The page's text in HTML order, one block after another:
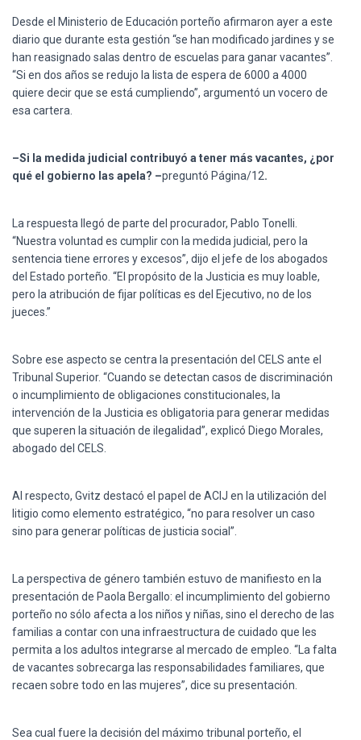
Desde el Ministerio de Educación porteño afirmaron ayer a este
diario que durante esta gestión “se han modificado jardines y se
han reasignado salas dentro de escuelas para ganar vacantes”.
“Si en dos años se redujo la lista de espera de 6000 a 4000
quiere decir que se está cumpliendo”, argumentó un vocero de
esa cartera.
–Si la medida judicial contribuyó a tener más vacantes, ¿por
qué el gobierno las apela? –preguntó Página/12.
La respuesta llegó de parte del procurador, Pablo Tonelli.
“Nuestra voluntad es cumplir con la medida judicial, pero la
sentencia tiene errores y excesos”, dijo el jefe de los abogados
del Estado porteño. “El propósito de la Justicia es muy loable,
pero la atribución de fijar políticas es del Ejecutivo, no de los
jueces.”
Sobre ese aspecto se centra la presentación del CELS ante el
Tribunal Superior. “Cuando se detectan casos de discriminación
o incumplimiento de obligaciones constitucionales, la
intervención de la Justicia es obligatoria para generar medidas
que superen la situación de ilegalidad”, explicó Diego Morales,
abogado del CELS.
Al respecto, Gvitz destacó el papel de ACIJ en la utilización del
litigio como elemento estratégico, “no para resolver un caso
sino para generar políticas de justicia social”.
La perspectiva de género también estuvo de manifiesto en la
presentación de Paola Bergallo: el incumplimiento del gobierno
porteño no sólo afecta a los niños y niñas, sino el derecho de las
familias a contar con una infraestructura de cuidado que les
permita a los adultos integrarse al mercado de empleo. “La falta
de vacantes sobrecarga las responsabilidades familiares, que
recaen sobre todo en las mujeres”, dice su presentación.
Sea cual fuere la decisión del máximo tribunal porteño, el